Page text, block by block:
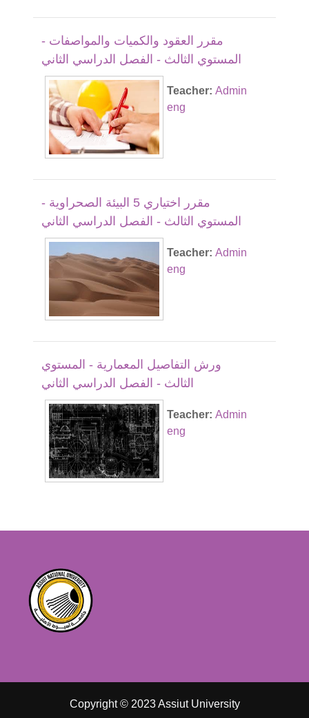
مقرر العقود والكميات والمواصفات -
المستوي الثالث - الفصل الدراسي الثاني
Teacher: Admin
eng
مقرر اختياري 5 البيئة الصحراوية -
المستوي الثالث - الفصل الدراسي الثاني
Teacher: Admin
eng
ورش التفاصيل المعمارية - المستوي
الثالث - الفصل الدراسي الثاني
Teacher: Admin
eng
Copyright © 2023 Assiut University